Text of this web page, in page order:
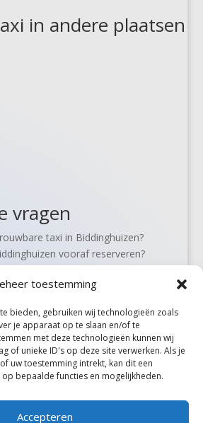
toestemming
bieden, gebruiken wij technologieën zoals
je apparaat op te slaan en/of te
met deze technologieën kunnen wij
of unieke ID's op deze site verwerken. Als je
uw toestemming intrekt, kan dit een
bepaalde functies en mogelijkheden.
Accepteren
in andere plaatsen
vragen
taxi in Biddinghuizen?
vooraf reserveren?
in Biddinghuizen?
Biddinghuizen naar Schiphol?